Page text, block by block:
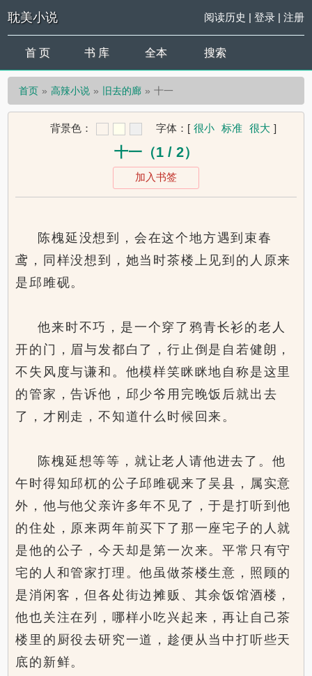
耽美小说 阅读历史 | 登录| 注册
首 页 书 库 全本 搜索
首页 高辣小说 旧去的廊 十一
背景色： 字体： [ 很小 标准 很大 ]
十一（1 / 2）
加入书签
陈槐延没想到，会在这个地方遇到束春
鸢，同样没想到，她当时茶楼上见到的人原来
是邱雎砚。
他来时不巧，是一个穿了鸦青长衫的老人
开的门，眉与发都白了，行止倒是自若健朗，
不失风度与谦和。他模样笑眯眯地自称是这里
的管家，告诉他，邱少爷用完晚饭后就出去
了，才刚走，不知道什么时候回来。
陈槐延想等等，就让老人请他进去了。他
午时得知邱杌的公子邱雎砚来了吴县，属实意
外，他与他父亲许多年不见了，于是打听到他
的住处，原来两年前买下了那一座宅子的人就
是他的公子，今天却是第一次来。平常只有守
宅的人和管家打理。他虽做茶楼生意，照顾的
是消闲客，但各处街边摊贩、其余饭馆酒楼，
他也关注在列，哪样小吃兴起来，再让自己茶
楼里的厨役去研究一道，趁便从当中打听些天
底的新鲜。